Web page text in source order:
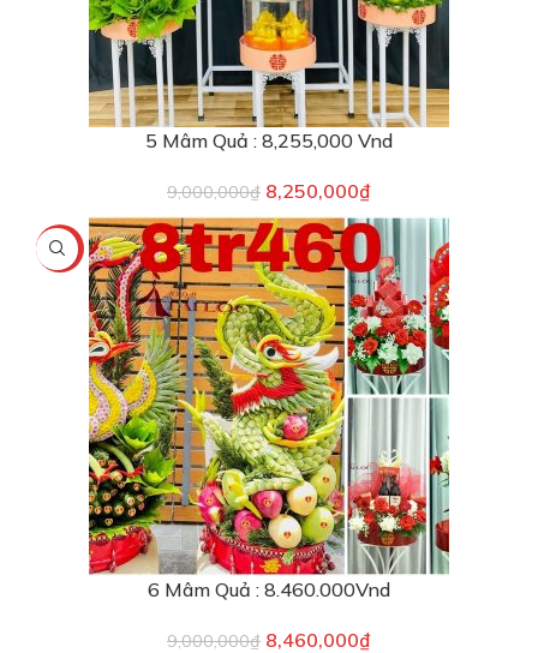
5 Mâm Quả : 8,255,000 Vnd
9,000,000₫ 8,250,000₫
-6%
6 Mâm Quả : 8.460.000Vnd
9,000,000₫ 8,460,000₫